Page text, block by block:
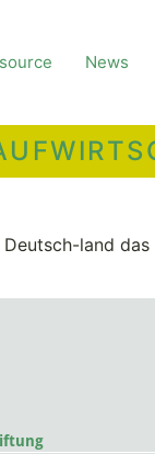
News
land